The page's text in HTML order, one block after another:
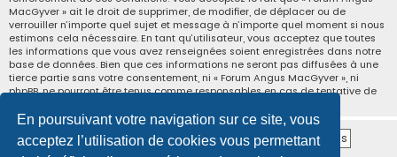
En poursuivant votre navigation sur ce site, vous
acceptez l’utilisation de cookies vous permettant
MacGyver » ait le droit de supprimer, de modifier, de déplacer ou de
verrouiller n’importe quel sujet et message à n’importe quel moment si nous
estimons cela nécessaire. En tant qu’utilisateur, vous acceptez que toutes
les informations que vous avez renseignées soient enregistrées dans notre
base de données. Bien que ces informations ne seront pas diffusées à une
tierce partie sans votre consentement, ni « Forum Angus MacGyver », ni
phpBB, ne pourront être tenus comme responsables en cas de tentative de